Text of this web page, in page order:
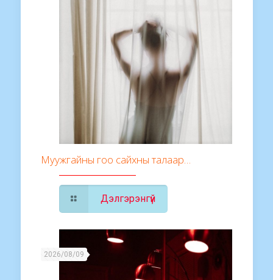
Муужгайны гоо сайхны талаар…
Дэлгэрэнгүй
2026/08/09